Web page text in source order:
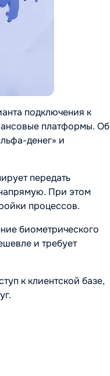
подключения к
платформы. Об
денег» и
передать
При этом
процессов.
биометрического
и требует
к клиентской базе,